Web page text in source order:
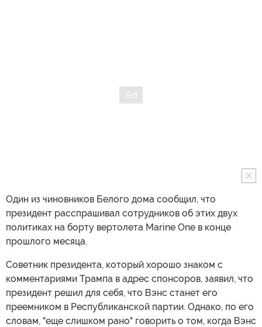
Один из чиновников Белого дома сообщил, что
президент расспрашивал сотрудников об этих двух
политиках на борту вертолета Marine One в конце
прошлого месяца.
Советник президента, который хорошо знаком с
комментариями Трампа в адрес спонсоров, заявил, что
президент решил для себя, что Вэнс станет его
преемником в Республиканской партии. Однако, по его
словам, "еще слишком рано" говорить о том, когда Вэнс